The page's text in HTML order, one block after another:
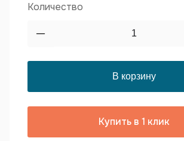
Количество
Купить в 1 клик